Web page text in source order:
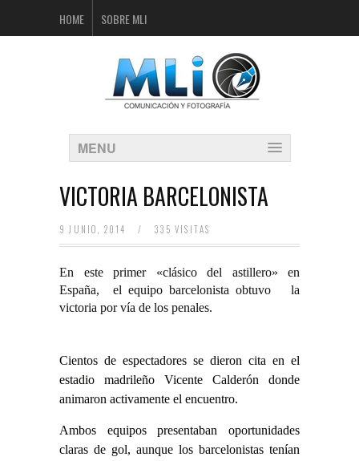
HOME SOBRE MLI
MENU
VICTORIA BARCELONISTA
9 JUNIO, 2014 / 335 VISITAS
En este primer «clásico del astillero» en
España, el equipo barcelonista obtuvo la
victoria por vía de los penales.
Cientos de espectadores se dieron cita en el
estadio madrileño Vicente Calderón donde
animaron activamente el encuentro.
Ambos equipos presentaban oportunidades
claras de gol, aunque los barcelonistas tenían